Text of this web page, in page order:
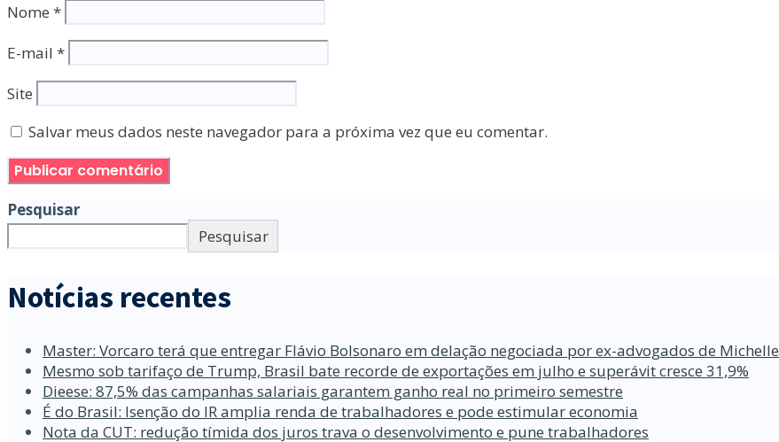
Nome *
E-mail *
Site
Salvar meus dados neste navegador para a próxima vez que eu comentar.
Pesquisar
Pesquisar
Notícias recentes
Master: Vorcaro terá que entregar Flávio Bolsonaro em delação negociada por ex-advogados de Michelle
Mesmo sob tarifaço de Trump, Brasil bate recorde de exportações em julho e superávit cresce 31,9%
Dieese: 87,5% das campanhas salariais garantem ganho real no primeiro semestre
É do Brasil: Isenção do IR amplia renda de trabalhadores e pode estimular economia
Nota da CUT: redução tímida dos juros trava o desenvolvimento e pune trabalhadores